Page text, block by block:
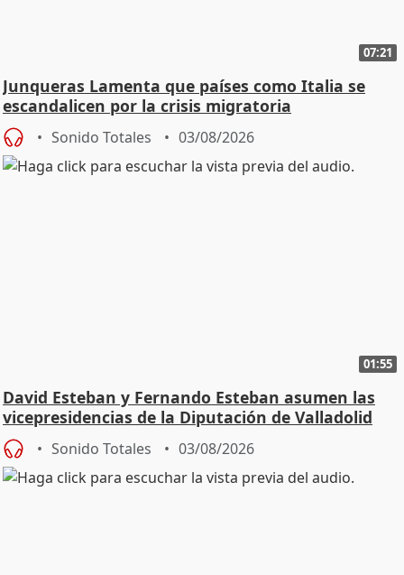
07:21
Junqueras Lamenta que países como Italia se
escandalicen por la crisis migratoria
Sonido Totales 03/08/2026
01:55
David Esteban y Fernando Esteban asumen las
vicepresidencias de la Diputación de Valladolid
Sonido Totales 03/08/2026